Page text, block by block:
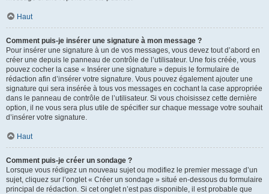
Haut
Comment puis-je insérer une signature à mon message ?
Pour insérer une signature à un de vos messages, vous devez tout d’abord en
créer une depuis le panneau de contrôle de l’utilisateur. Une fois créée, vous
pouvez cocher la case « Insérer une signature » depuis le formulaire de
rédaction afin d’insérer votre signature. Vous pouvez également ajouter une
signature qui sera insérée à tous vos messages en cochant la case appropriée
dans le panneau de contrôle de l’utilisateur. Si vous choisissez cette dernière
option, il ne vous sera plus utile de spécifier sur chaque message votre souhait
d’insérer votre signature.
Haut
Comment puis-je créer un sondage ?
Lorsque vous rédigez un nouveau sujet ou modifiez le premier message d’un
sujet, cliquez sur l’onglet « Créer un sondage » situé en-dessous du formulaire
principal de rédaction. Si cet onglet n’est pas disponible, il est probable que